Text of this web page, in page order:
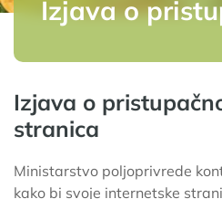
Izjava o
Izjava o
stranica
Ministarstvo poljoprivrede
kako bi svoje internetske